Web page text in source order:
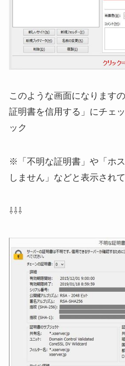
このような画面になります
証明書を信用する」にチェ
ック
※「不明な証明書」や「ホ
しません」などと表示され
⇩⇩⇩